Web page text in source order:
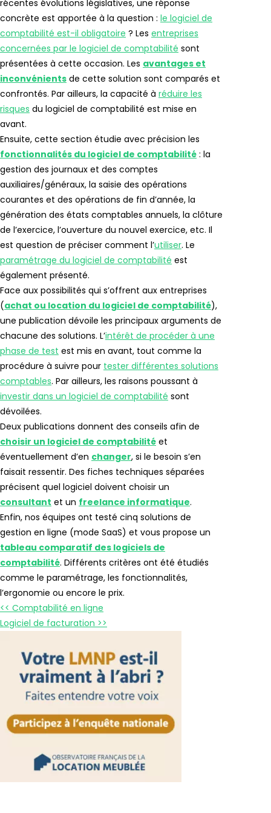
récentes évolutions législatives, une réponse
concrète est apportée à la question : le logiciel de
comptabilité est-il obligatoire ? Les entreprises
concernées par le logiciel de comptabilité sont
présentées à cette occasion. Les avantages et
inconvénients de cette solution sont comparés et
confrontés. Par ailleurs, la capacité à réduire les
risques du logiciel de comptabilité est mise en
avant.
Ensuite, cette section étudie avec précision les
fonctionnalités du logiciel de comptabilité : la
gestion des journaux et des comptes
auxiliaires/généraux, la saisie des opérations
courantes et des opérations de fin d’année, la
génération des états comptables annuels, la clôture
de l’exercice, l’ouverture du nouvel exercice, etc. Il
est question de préciser comment l’utiliser. Le
paramétrage du logiciel de comptabilité est
également présenté.
Face aux possibilités qui s’offrent aux entreprises
(achat ou location du logiciel de comptabilité),
une publication dévoile les principaux arguments de
chacune des solutions. L’intérêt de procéder à une
phase de test est mis en avant, tout comme la
procédure à suivre pour tester différentes solutions
comptables. Par ailleurs, les raisons poussant à
investir dans un logiciel de comptabilité sont
dévoilées.
Deux publications donnent des conseils afin de
choisir un logiciel de comptabilité et
éventuellement d’en changer, si le besoin s’en
faisait ressentir. Des fiches techniques séparées
précisent quel logiciel doivent choisir un
consultant et un freelance informatique.
Enfin, nos équipes ont testé cinq solutions de
gestion en ligne (mode SaaS) et vous propose un
tableau comparatif des logiciels de
comptabilité. Différents critères ont été étudiés
comme le paramétrage, les fonctionnalités,
l’ergonomie ou encore le prix.
<< Comptabilité en ligne
Logiciel de facturation >>